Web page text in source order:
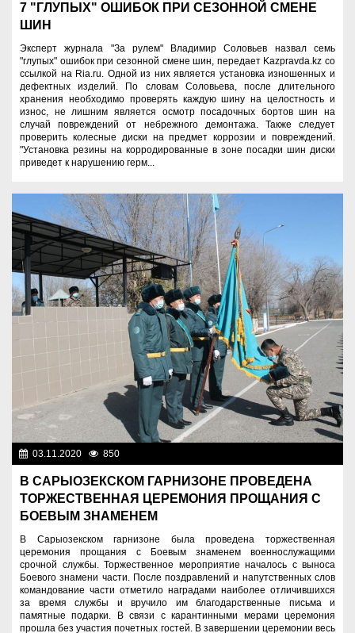
7 "ГЛУПЫХ" ОШИБОК ПРИ СЕЗОННОЙ СМЕНЕ
ШИН
Эксперт журнала "За рулем" Владимир Соловьев назвал семь
"глупых" ошибок при сезонной смене шин, передает Kazpravda.kz со
ссылкой на Ria.ru. Одной из них является установка изношенных и
дефектных изделий. По словам Соловьева, после длительного
хранения необходимо проверять каждую шину на целостность и
износ, не лишним является осмотр посадочных бортов шин на
случай повреждений от небрежного демонтажа. Также следует
проверить колесные диски на предмет коррозии и повреждений.
"Установка резины на корродированные в зоне посадки шин диски
приведет к нарушению герм...
03.11.2020 850
В САРЫОЗЕКСКОМ ГАРНИЗОНЕ ПРОВЕДЕНА
ТОРЖЕСТВЕННАЯ ЦЕРЕМОНИЯ ПРОЩАНИЯ С
БОЕВЫМ ЗНАМЕНЕМ
В Сарыозекском гарнизоне была проведена торжественная
церемония прощания с Боевым знаменем военнослужащими
срочной службы. Торжественное мероприятие началось с выноса
Боевого знамени части. После поздравлений и напутственных слов
командование части отметило наградами наиболее отличившихся
за время службы и вручило им благодарственные письма и
памятные подарки. В связи с карантинными мерами церемония
прошла без участия почетных гостей. В завершении церемонии весь